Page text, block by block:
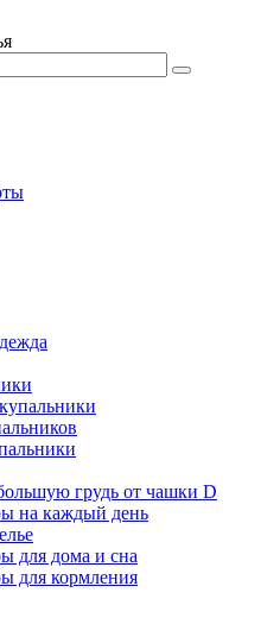
грудь от чашки D
на каждый день
для дома и сна
для кормления